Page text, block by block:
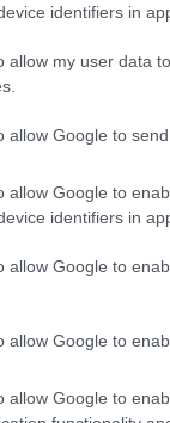
identifiers in
allow my user data
allow Google to
allow Google to
identifiers in
allow Google to
allow Google to
allow Google to
klasická izolácia
v mrazoch
to vyriešiť raz a
záhonu